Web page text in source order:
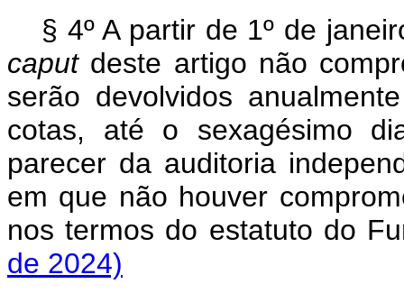
§ 4º A partir de 1º de
caputdeste artigo não
serão devolvidos
cotas, até o sexagésimo
parecer da auditoria
em que não houver
nos termos do estatuto do
de 2024)